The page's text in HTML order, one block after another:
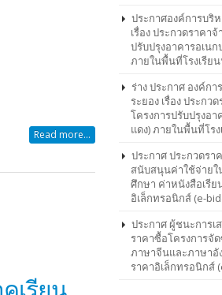
Read more...
ประกาศองค์การบริ
เรื่อง ประกวดราคา
ปรับปรุงอาคารอเนก
ภายในพื้นที่โรงเรีย
ร่าง ประกาศ องค์ก
ระยอง เรื่อง ประกว
โครงการปรับปรุงอ
แดง) ภายในพื้นที่โรง
ประกาศ ประกวดรา
สนับสนุนค่าใช้จ่ายใ
ศึกษา ค่าหนังสือเรีย
อิเล็กทรอนิกส์ (e-
ประกาศ ผู้ชนะการเ
ราคาซื้อโครงการจั
ภาษาจีนและภาษาอั
ราคาอิเล็กทรอนิกส์